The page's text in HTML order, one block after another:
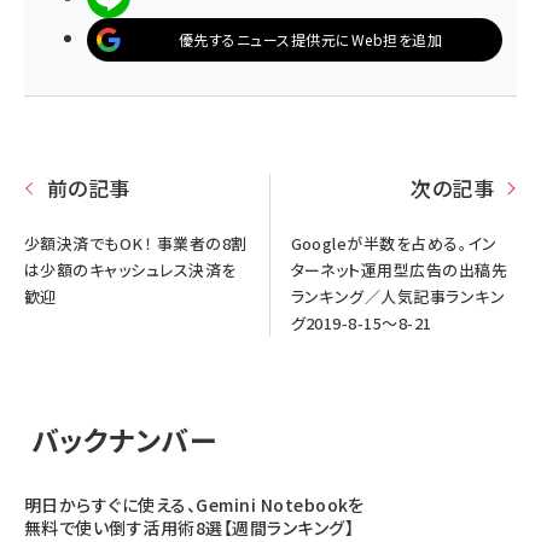
優先するニュース提供元にWeb担を追加
前の記事
少額決済でもOK！ 事業者の8割
は少額のキャッシュレス決済を
歓迎
次の記事
Googleが半数を占める。イン
ターネット運用型広告の出稿先
ランキング／人気記事ランキン
グ2019-8-15～8-21
バックナンバー
明日からすぐに使える、Gemini Notebookを
無料で使い倒す活用術8選【週間ランキング】